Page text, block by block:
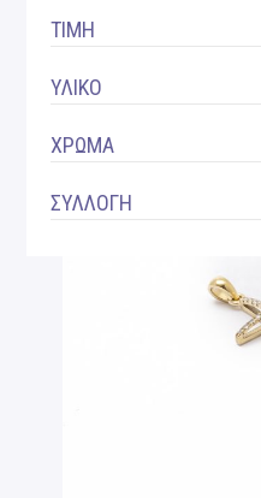
ΤΙΜΗ
ΥΛΙΚΟ
ΧΡΩΜΑ
ΣΥΛΛΟΓΗ